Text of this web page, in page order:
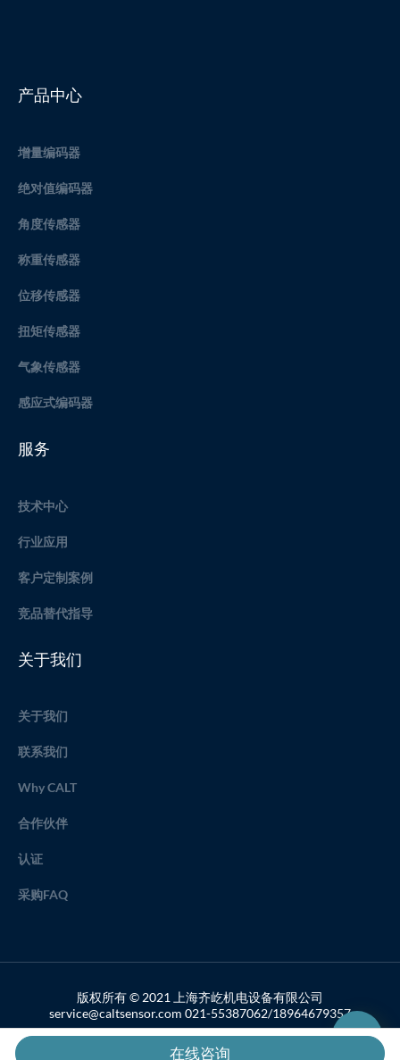
产品中心
增量编码器
绝对值编码器
角度传感器
称重传感器
位移传感器
扭矩传感器
气象传感器
感应式编码器
服务
技术中心
行业应用
客户定制案例
竞品替代指导
关于我们
关于我们
联系我们
Why CALT
合作伙伴
认证
采购FAQ
版权所有 © 2021 上海齐屹机电设备有限公司
service@caltsensor.com 021-55387062/18964679357
备案号：沪ICP备19033459号-2
在线咨询